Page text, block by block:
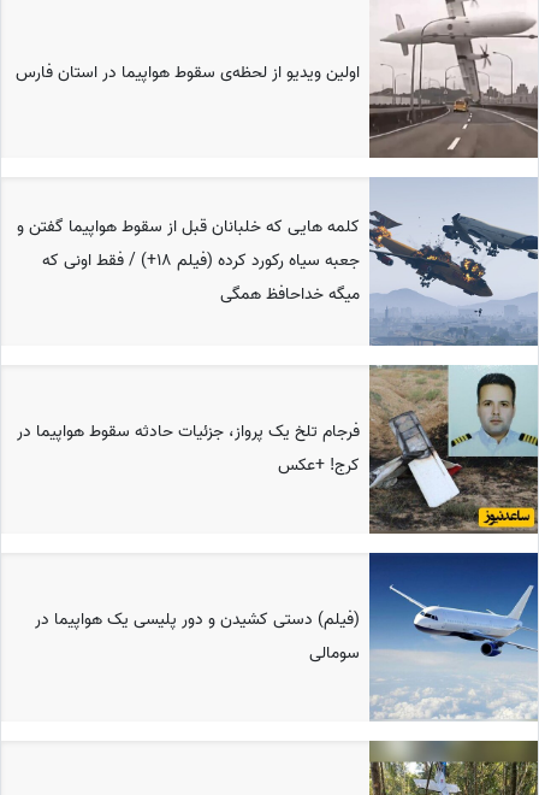
اولین ویدیو از لحظه‌ی سقوط هواپیما در استان فارس
کلمه هایی که خلبانان قبل از سقوط هواپیما گفتن و
جعبه سیاه رکورد کرده (فیلم 18+) / فقط اونی که
میگه خداحافظ همگی
فرجام تلخ یک پرواز، جزئیات حادثه سقوط هواپیما در
کرج! +عکس
(فیلم) دستی کشیدن و دور پلیسی یک هواپیما در
سومالی